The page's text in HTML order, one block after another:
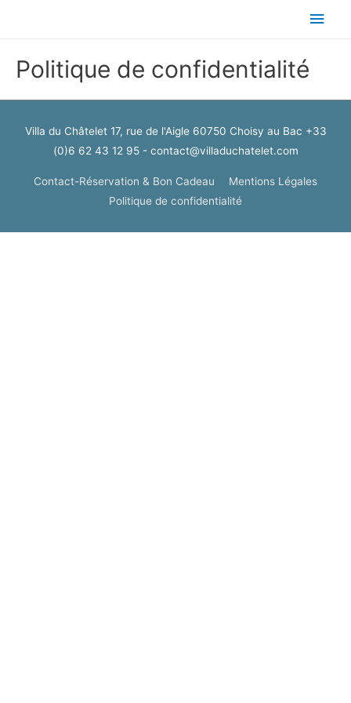
Politique de confidentialité
Villa du Châtelet 17, rue de l'Aigle 60750 Choisy au Bac +33
(0)6 62 43 12 95 - contact@villaduchatelet.com
Contact-Réservation & Bon Cadeau
Mentions Légales
Politique de confidentialité